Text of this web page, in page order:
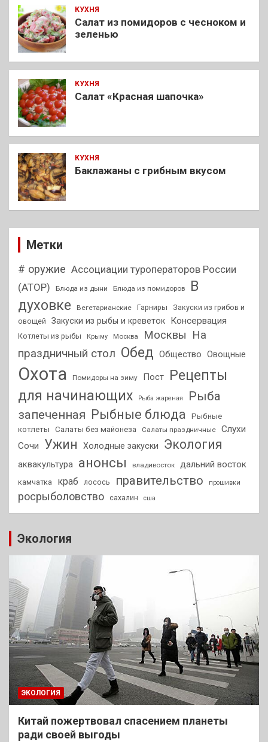
КУХНЯ
Салат из помидоров с чесноком и
зеленью
КУХНЯ
Салат «Красная шапочка»
КУХНЯ
Баклажаны с грибным вкусом
Метки
# оружие Ассоциации туроператоров России
(АТОР)
Блюда из дыни Блюда из помидоров
В
духовке
Вегетарианские Гарниры
Закуски из грибов и
овощей
Закуски из рыбы и креветок Консервация
Котлеты из рыбы Крыму Москва Москвы На
праздничный стол Обед Общество Овощные
Охота Помидоры на зиму Пост
Рецепты
для начинающих
Рыба жареная
Рыба
запеченная Рыбные блюда
Рыбные
котлеты
Салаты без майонеза Салаты праздничные
Слухи
Сочи
Ужин Холодные закуски Экология
аквакультура анонсы владивосток дальний восток
камчатка краб лосось правительство прошивки
росрыболовство сахалин сша
Экология
ЭКОЛОГИЯ
Китай пожертвовал спасением планеты
ради своей выгоды